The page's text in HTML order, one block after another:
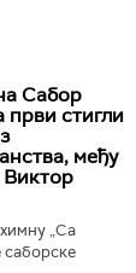
Сабор
први стигли
међу
„Са